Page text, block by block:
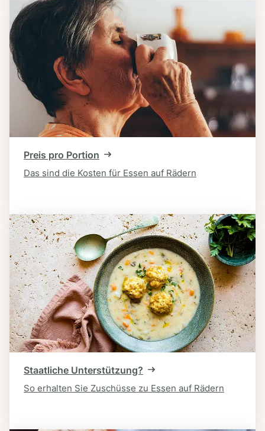
Preis pro Portion
Das sind die Kosten für Essen auf Rädern
Staatliche Unterstützung?
So erhalten Sie Zuschüsse zu Essen auf Rädern